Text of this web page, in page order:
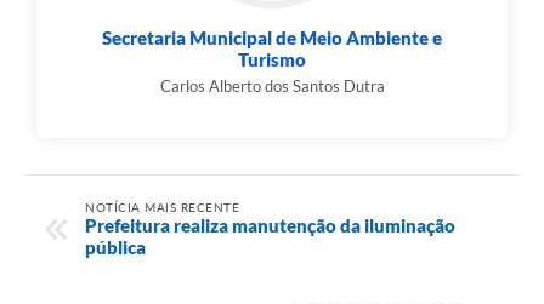
Secretaria Municipal de Meio Ambiente e
Turismo
Carlos Alberto dos Santos Dutra
NOTÍCIA MAIS RECENTE
Prefeitura realiza manutenção da iluminação
pública